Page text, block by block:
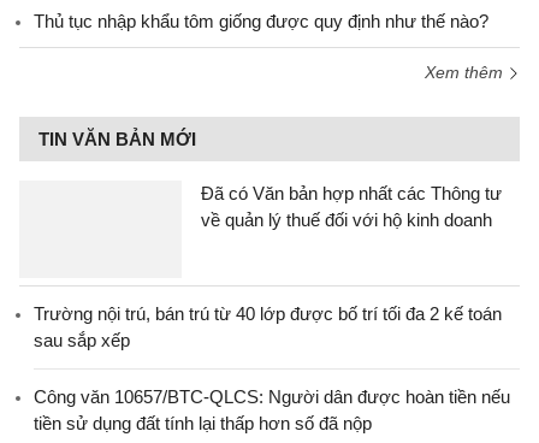
Thủ tục nhập khẩu tôm giống được quy định như thế nào?
Xem thêm
TIN VĂN BẢN MỚI
Đã có Văn bản hợp nhất các Thông tư
về quản lý thuế đối với hộ kinh doanh
Trường nội trú, bán trú từ 40 lớp được bố trí tối đa 2 kế toán
sau sắp xếp
Công văn 10657/BTC-QLCS: Người dân được hoàn tiền nếu
tiền sử dụng đất tính lại thấp hơn số đã nộp